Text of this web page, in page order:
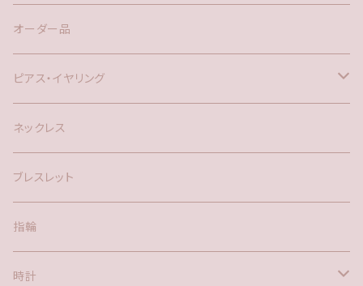
オーダー品
ピアス・イヤリング
silver925
アメリカン
ポスト
ネックレス
ブレスレット
指輪
時計